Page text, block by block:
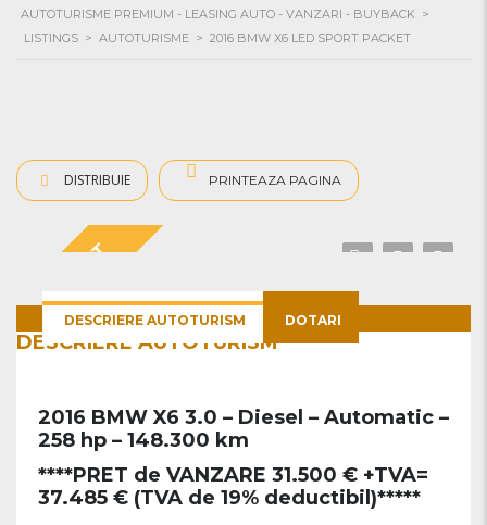
AUTOTURISME PREMIUM - LEASING AUTO - VANZARI - BUYBACK >
LISTINGS > AUTOTURISME > 2016 BMW X6 LED SPORT PACKET
DISTRIBUIE PRINTEAZA PAGINA
M PACKET
DESCRIERE AUTOTURISM DOTARI
DESCRIERE AUTOTURISM
2016 BMW X6 3.0 – Diesel – Automatic –
258 hp – 148.300 km
****PRET de VANZARE 31.500 € +TVA=
37.485 € (TVA de 19% deductibil)*****